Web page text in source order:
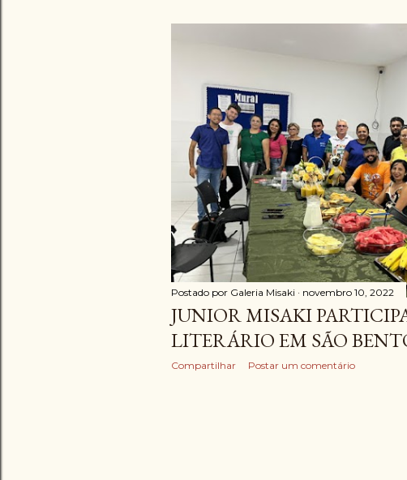
n
s
Postado por Galeria Misaki novembro 10, 2022
JUNIOR MISAKI
LITERÁRIO EM SÃO
Compartilhar Postar um comentário